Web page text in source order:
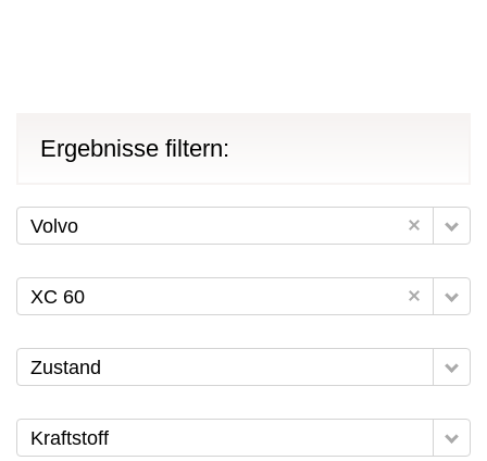
Ergebnisse filtern:
Volvo
XC 60
Zustand
Kraftstoff